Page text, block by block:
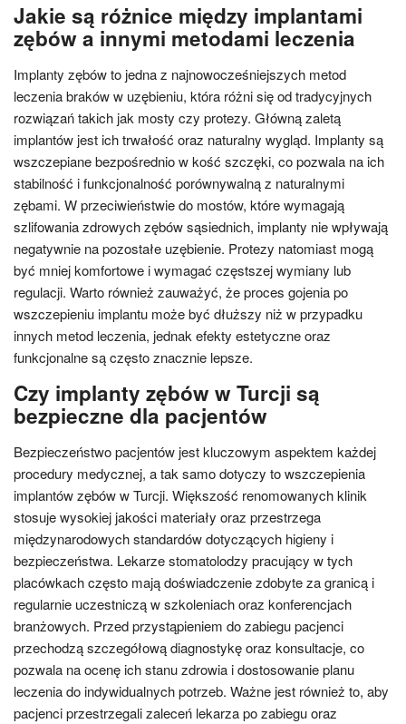
Jakie są różnice między implantami
zębów a innymi metodami leczenia
Implanty zębów to jedna z najnowocześniejszych metod
leczenia braków w uzębieniu, która różni się od tradycyjnych
rozwiązań takich jak mosty czy protezy. Główną zaletą
implantów jest ich trwałość oraz naturalny wygląd. Implanty są
wszczepiane bezpośrednio w kość szczęki, co pozwala na ich
stabilność i funkcjonalność porównywalną z naturalnymi
zębami. W przeciwieństwie do mostów, które wymagają
szlifowania zdrowych zębów sąsiednich, implanty nie wpływają
negatywnie na pozostałe uzębienie. Protezy natomiast mogą
być mniej komfortowe i wymagać częstszej wymiany lub
regulacji. Warto również zauważyć, że proces gojenia po
wszczepieniu implantu może być dłuższy niż w przypadku
innych metod leczenia, jednak efekty estetyczne oraz
funkcjonalne są często znacznie lepsze.
Czy implanty zębów w Turcji są
bezpieczne dla pacjentów
Bezpieczeństwo pacjentów jest kluczowym aspektem każdej
procedury medycznej, a tak samo dotyczy to wszczepienia
implantów zębów w Turcji. Większość renomowanych klinik
stosuje wysokiej jakości materiały oraz przestrzega
międzynarodowych standardów dotyczących higieny i
bezpieczeństwa. Lekarze stomatolodzy pracujący w tych
placówkach często mają doświadczenie zdobyte za granicą i
regularnie uczestniczą w szkoleniach oraz konferencjach
branżowych. Przed przystąpieniem do zabiegu pacjenci
przechodzą szczegółową diagnostykę oraz konsultacje, co
pozwala na ocenę ich stanu zdrowia i dostosowanie planu
leczenia do indywidualnych potrzeb. Ważne jest również to, aby
pacjenci przestrzegali zaleceń lekarza po zabiegu oraz